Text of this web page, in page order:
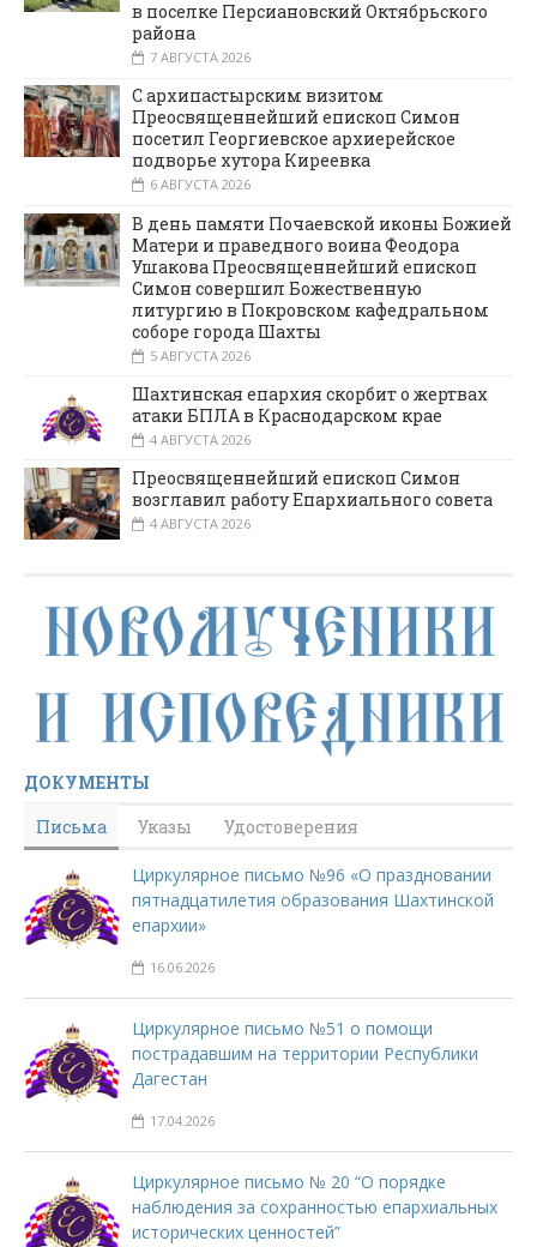
в поселке Персиановский Октябрьского
района
7 АВГУСТА 2026
С архипастырским визитом
Преосвященнейший епископ Симон
посетил Георгиевское архиерейское
подворье хутора Киреевка
6 АВГУСТА 2026
В день памяти Почаевской иконы Божией
Матери и праведного воина Феодора
Ушакова Преосвященнейший епископ
Симон совершил Божественную
литургию в Покровском кафедральном
соборе города Шахты
5 АВГУСТА 2026
Шахтинская епархия скорбит о жертвах
атаки БПЛА в Краснодарском крае
4 АВГУСТА 2026
Преосвященнейший епископ Симон
возглавил работу Епархиального совета
4 АВГУСТА 2026
ДОКУМЕНТЫ
Письма
Указы Удостоверения
Циркулярное письмо №96 «О праздновании
пятнадцатилетия образования Шахтинской
епархии»
16.06.2026
Циркулярное письмо №51 о помощи
пострадавшим на территории Республики
Дагестан
17.04.2026
Циркулярное письмо № 20 “О порядке
наблюдения за сохранностью епархиальных
исторических ценностей”